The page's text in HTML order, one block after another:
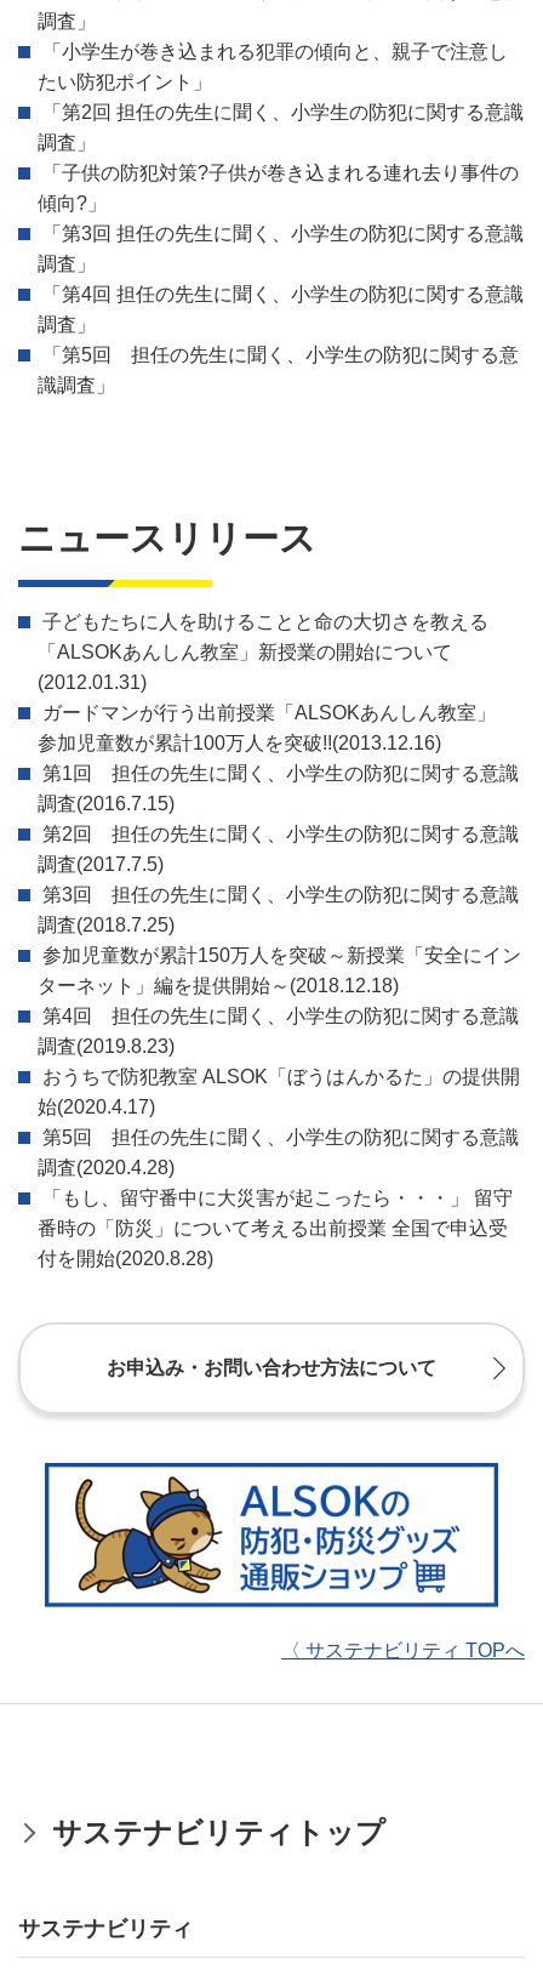
調査」
「小学生が巻き込まれる犯罪の傾向と、親子で注意し
たい防犯ポイント」
「第2回 担任の先生に聞く、小学生の防犯に関する意識
調査」
「子供の防犯対策?子供が巻き込まれる連れ去り事件の
傾向?」
「第3回 担任の先生に聞く、小学生の防犯に関する意識
調査」
「第4回 担任の先生に聞く、小学生の防犯に関する意識
調査」
「第5回 担任の先生に聞く、小学生の防犯に関する意
識調査」
ニュースリリース
子どもたちに人を助けることと命の大切さを教える
「ALSOKあんしん教室」新授業の開始について
(2012.01.31)
ガードマンが行う出前授業「ALSOKあんしん教室」
参加児童数が累計100万人を突破!!(2013.12.16)
第1回 担任の先生に聞く、小学生の防犯に関する意識
調査(2016.7.15)
第2回 担任の先生に聞く、小学生の防犯に関する意識
調査(2017.7.5)
第3回 担任の先生に聞く、小学生の防犯に関する意識
調査(2018.7.25)
参加児童数が累計150万人を突破～新授業「安全にイン
ターネット」編を提供開始～ (2018.12.18)
第4回 担任の先生に聞く、小学生の防犯に関する意識
調査(2019.8.23)
おうちで防犯教室 ALSOK「ぼうはんかるた」の提供開
始(2020.4.17)
第5回 担任の先生に聞く、小学生の防犯に関する意識
調査(2020.4.28)
「もし、留守番中に大災害が起こったら・・・」 留守
番時の「防災」について考える出前授業 全国で申込受
付を開始(2020.8.28)
お申込み・お問い合わせ方法について
〈 サステナビリティ TOPへ
サステナビリティトップ
サステナビリティ